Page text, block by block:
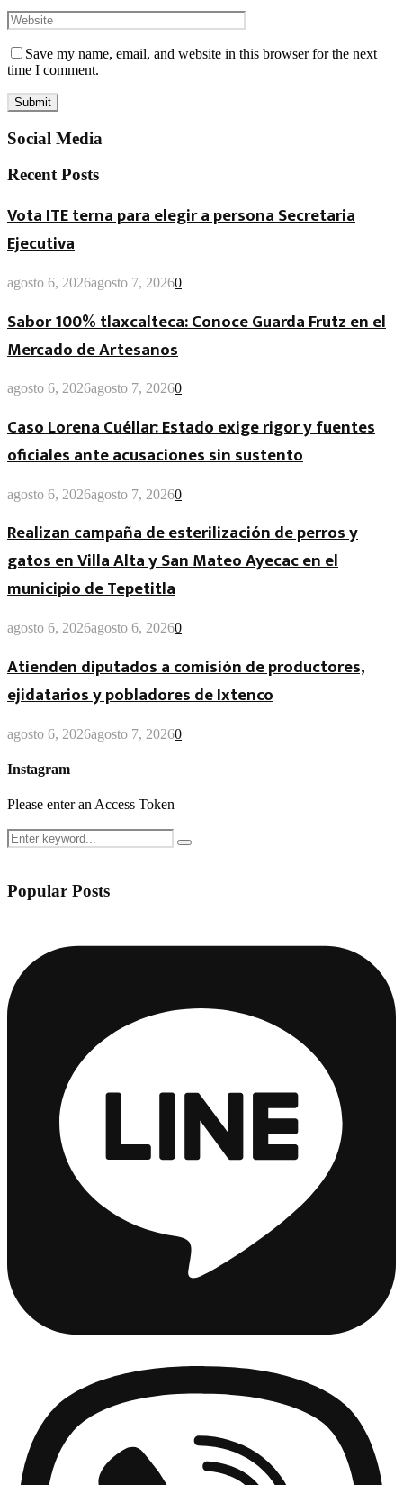
Save my name, email, and website in this browser for the next
time I comment.
Social Media
Recent Posts
Vota ITE terna para elegir a persona Secretaria
Ejecutiva
agosto 6, 2026agosto 7, 20260
Sabor 100% tlaxcalteca: Conoce Guarda Frutz en el
Mercado de Artesanos
agosto 6, 2026agosto 7, 20260
Caso Lorena Cuéllar: Estado exige rigor y fuentes
oficiales ante acusaciones sin sustento
agosto 6, 2026agosto 7, 20260
Realizan campaña de esterilización de perros y
gatos en Villa Alta y San Mateo Ayecac en el
municipio de Tepetitla
agosto 6, 2026agosto 6, 20260
Atienden diputados a comisión de productores,
ejidatarios y pobladores de Ixtenco
agosto 6, 2026agosto 7, 20260
Instagram
Please enter an Access Token
Search
for:
Search
Popular Posts